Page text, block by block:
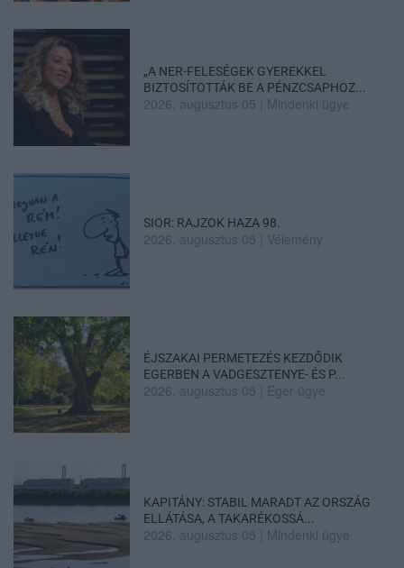
„A NER-FELESÉGEK GYEREKKEL
BIZTOSÍTOTTÁK BE A PÉNZCSAPHOZ...
2026. augusztus 05 Mindenki ügye
SIOR: RAJZOK HAZA 98.
2026. augusztus 05 Vélemény
ÉJSZAKAI PERMETEZÉS KEZDŐDIK
EGERBEN A VADGESZTENYE- ÉS P...
2026. augusztus 05 Eger ügye
KAPITÁNY: STABIL MARADT AZ ORSZÁG
ELLÁTÁSA, A TAKARÉKOSSÁ...
2026. augusztus 05 Mindenki ügye